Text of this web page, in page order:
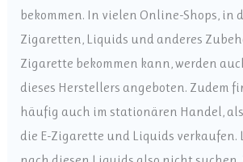
bekommen. In vielen Online-Shops, in
Zigaretten, Liquids und anderes
Zigarette bekommen kann, werden
dieses Herstellers angeboten. Zudem
häufig auch im stationären Handel,
die E-Zigarette und Liquids verkaufen.